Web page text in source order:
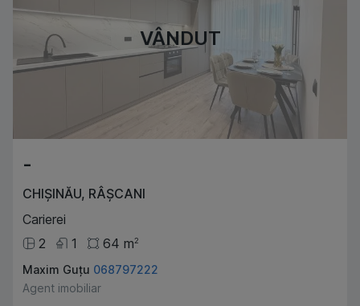
VÂNDUT
-
CHIȘINĂU, RÂȘCANI
Carierei
2
1 64 m2
Maxim Guțu 068797222
Agent imobiliar